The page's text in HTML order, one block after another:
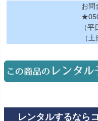
お問
（
（
レンタルするなら